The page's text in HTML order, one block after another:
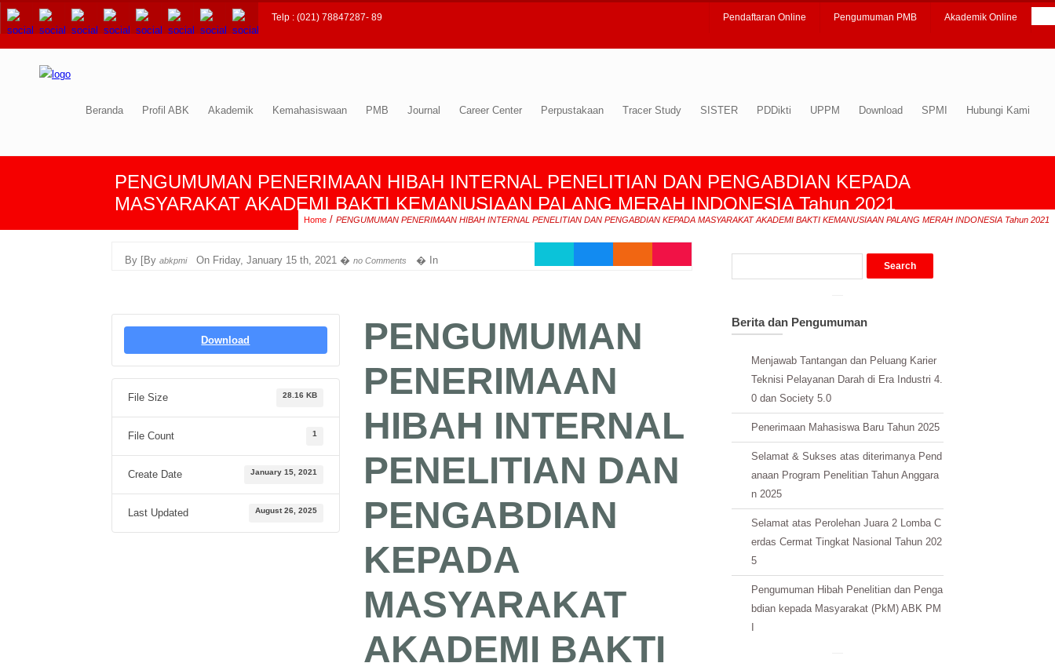
Telp : (021) 78847287- 89 Pendaftaran Online Pengumuman PMB Akademik Online
Beranda Profil ABK Akademik Kemahasiswaan PMB Journal Career Center Perpustakaan Tracer Study SISTER PDDikti UPPM Download SPMI Hubungi Kami
Home / PENGUMUMAN PENERIMAAN HIBAH INTERNAL PENELITIAN DAN PENGABDIAN KEPADA MASYARAKAT AKADEMI BAKTI KEMANUSIAAN PALANG MERAH INDONESIA Tahun 2021
PENGUMUMAN PENERIMAAN HIBAH INTERNAL PENELITIAN DAN PENGABDIAN KEPADA
MASYARAKAT AKADEMI BAKTI KEMANUSIAAN PALANG MERAH INDONESIA Tahun 2021
By [By abkpmi On Friday, January 15 th, 2021 � no Comments � In
Download
File Size 28.16 KB
File Count 1
Create Date January 15, 2021
Last Updated August 26, 2025
PENGUMUMAN
PENERIMAAN
HIBAH INTERNAL
PENELITIAN DAN
PENGABDIAN
KEPADA
MASYARAKAT
AKADEMI BAKTI
Berita dan Pengumuman
Menjawab Tantangan dan Peluang Karier
Teknisi Pelayanan Darah di Era Industri 4.
0 dan Society 5.0
Penerimaan Mahasiswa Baru Tahun 2025
Selamat & Sukses atas diterimanya Pend
anaan Program Penelitian Tahun Anggara
n 2025
Selamat atas Perolehan Juara 2 Lomba C
erdas Cermat Tingkat Nasional Tahun 202
5
Pengumuman Hibah Penelitian dan Penga
bdian kepada Masyarakat (PkM) ABK PM